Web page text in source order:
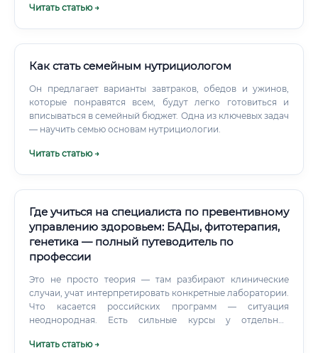
здоровьесберегающих порталов Медицинские
Читать статью →
Как стать семейным нутрициологом
Он предлагает варианты завтраков, обедов и ужинов,
которые понравятся всем, будут легко готовиться и
вписываться в семейный бюджет. Одна из ключевых задач
— научить семью основам нутрициологии.
Читать статью →
Где учиться на специалиста по превентивному
управлению здоровьем: БАДы, фитотерапия,
генетика — полный путеводитель по
профессии
Это не просто теория — там разбирают клинические
случаи, учат интерпретировать конкретные лаборатории.
Что касается российских программ — ситуация
неоднородная. Есть сильные курсы у отдельных
медицинских университетах.
Читать статью →